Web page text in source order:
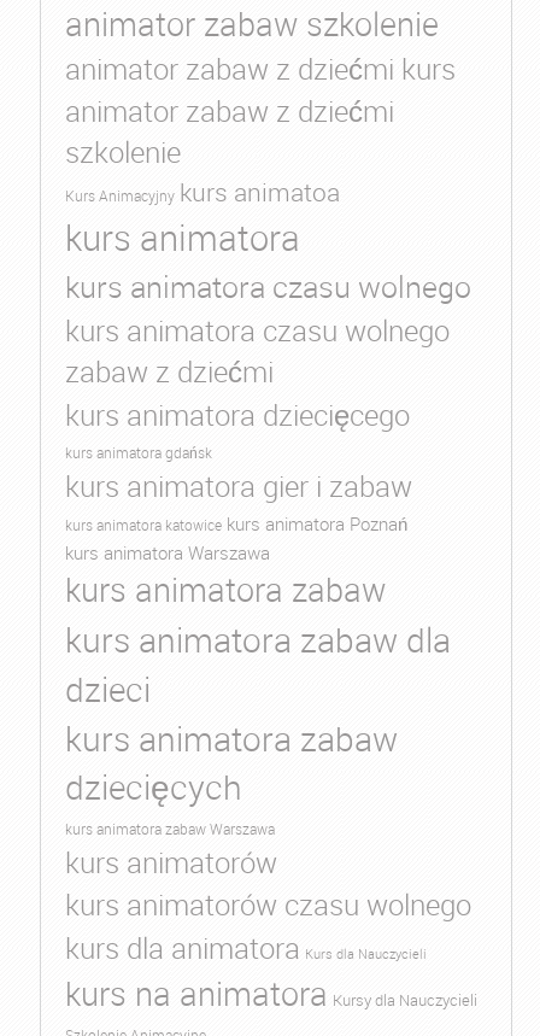
animator zabaw szkolenie
animator zabaw z dziećmi kurs
animator zabaw z dziećmi
szkolenie
Kurs Animacyjny kurs animatoa
kurs animatora
kurs animatora czasu wolnego
kurs animatora czasu wolnego
zabaw z dziećmi
kurs animatora dziecięcego
kurs animatora gdańsk
kurs animatora gier i zabaw
kurs animatora katowice kurs animatora Poznań
kurs animatora Warszawa
kurs animatora zabaw
kurs animatora zabaw dla
dzieci
kurs animatora zabaw
dziecięcych
kurs animatora zabaw Warszawa
kurs animatorów
kurs animatorów czasu wolnego
kurs dla animatora Kurs dla Nauczycieli
kurs na animatora Kursy dla Nauczycieli